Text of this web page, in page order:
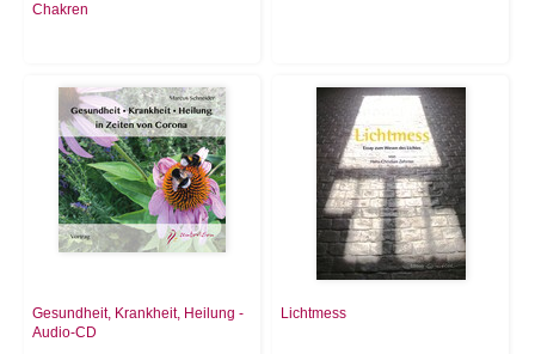
Chakren
Gesundheit, Krankheit, Heilung -
Audio-CD
Lichtmess